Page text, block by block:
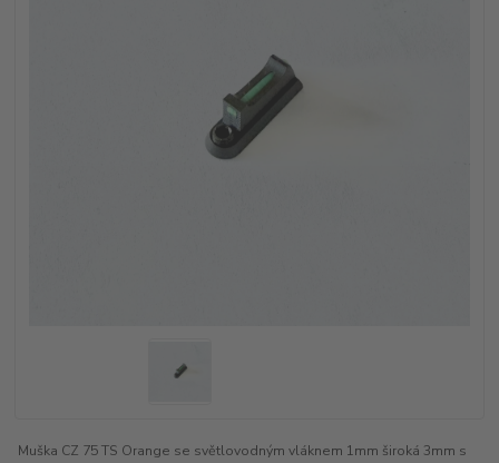
Muška CZ 75 TS Orange se světlovodným vláknem 1mm široká 3mm s